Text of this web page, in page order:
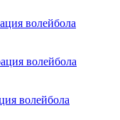
волейбола
волейбола
волейбола